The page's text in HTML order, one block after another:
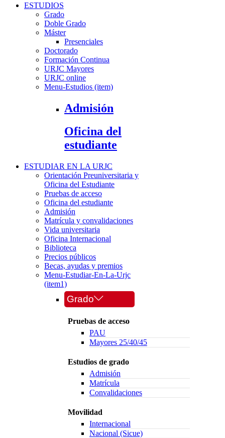
ESTUDIOS
Grado
Doble Grado
Máster
Presenciales
Doctorado
Formación Continua
URJC Mayores
URJC online
Menu-Estudios (item)
Admisión
Oficina del
estudiante
ESTUDIAR EN LA URJC
Orientación Preuniversitaria y
Oficina del Estudiante
Pruebas de acceso
Oficina del estudiante
Admisión
Matrícula y convalidaciones
Vida universitaria
Oficina Internacional
Biblioteca
Precios públicos
Becas, ayudas y premios
Menu-Estudiar-En-La-Urjc
(item1)
Grado
Pruebas de acceso
PAU
Mayores 25/40/45
Estudios de grado
Admisión
Matrícula
Convalidaciones
Movilidad
Internacional
Nacional (Sicue)